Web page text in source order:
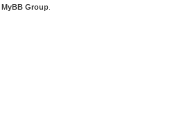
MyBB Group